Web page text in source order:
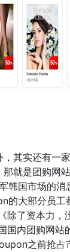
其实还有一
就是团购网
韩国市场的消
的大部分员工
除了资本力，
国内团购网站
之前抢占